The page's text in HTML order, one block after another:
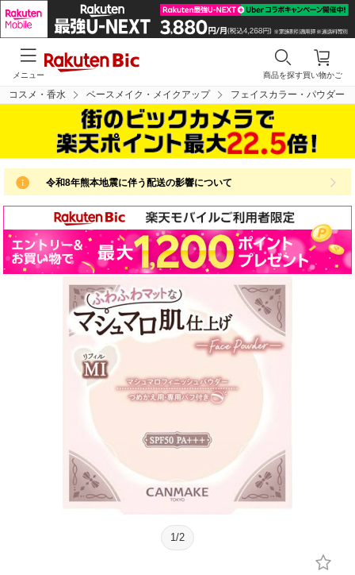
買い物かご
商品を探す
メニュー
コスメ・香水 ベースメイク・メイクアップ フェイスカラー・パウダー
令和8年熊本地震に伴う配送の影響について
1 /2